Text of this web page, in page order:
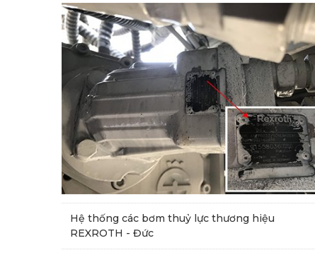
Hệ thống các bơm thuỷ lực thương hiệu
REXROTH - Đức